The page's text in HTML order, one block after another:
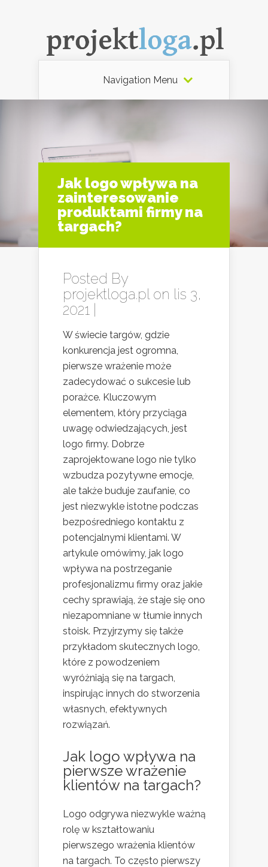
Navigation Menu
Jak logo wpływa na
zainteresowanie
produktami firmy na
targach?
Posted By
projektloga.pl on lis 3,
2021 |
W świecie targów, gdzie
konkurencja jest ogromna,
pierwsze wrażenie może
zadecydować o sukcesie lub
porażce. Kluczowym
elementem, który przyciąga
uwagę odwiedzających, jest
logo firmy. Dobrze
zaprojektowane logo nie tylko
wzbudza pozytywne emocje,
ale także buduje zaufanie, co
jest niezwykle istotne podczas
bezpośredniego kontaktu z
potencjalnymi klientami. W
artykule omówimy, jak logo
wpływa na postrzeganie
profesjonalizmu firmy oraz jakie
cechy sprawiają, że staje się ono
niezapomniane w tłumie innych
stoisk. Przyjrzymy się także
przykładom skutecznych logo,
które z powodzeniem
wyróżniają się na targach,
inspirując innych do stworzenia
własnych, efektywnych
rozwiązań.
Jak logo wpływa na
pierwsze wrażenie
klientów na targach?
Logo odgrywa niezwykle ważną
rolę w kształtowaniu
pierwszego wrażenia klientów
na targach. To często pierwszy